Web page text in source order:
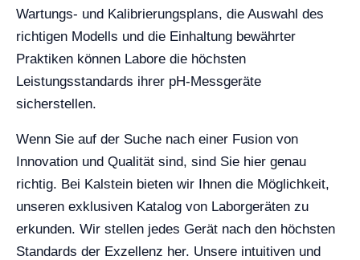
Wartungs- und Kalibrierungsplans, die Auswahl des
richtigen Modells und die Einhaltung bewährter
Praktiken können Labore die höchsten
Leistungsstandards ihrer pH-Messgeräte
sicherstellen.
Wenn Sie auf der Suche nach einer Fusion von
Innovation und Qualität sind, sind Sie hier genau
richtig. Bei Kalstein bieten wir Ihnen die Möglichkeit,
unseren exklusiven Katalog von Laborgeräten zu
erkunden. Wir stellen jedes Gerät nach den höchsten
Standards der Exzellenz her. Unsere intuitiven und